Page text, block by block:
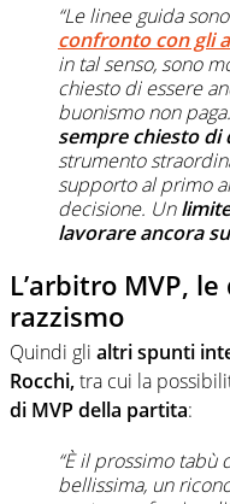
“Le linee guida
confronto con gli
in tal senso, sono
chiesto di essere
buonismo non paga.
sempre chiesto di
strumento
supporto al primo
decisione. Un
lavorare ancora
L’arbitro MVP,
razzismo
Quindi gli altri spunti
Rocchi,tra cui la
di MVP della partita:
“È il prossimo tabù
bellissima, un